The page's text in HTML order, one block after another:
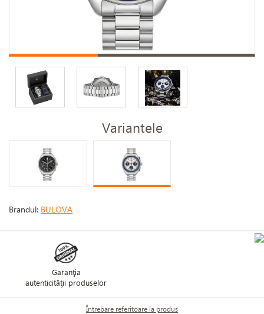
Variantele
Brandul: BULOVA
Garanţia
autenticităţii produselor
Întrebare referitoare la produs